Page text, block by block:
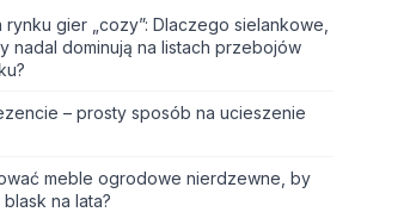
rynku gier „cozy”: Dlaczego sielankowe,
nadal dominują na listach przebojów
– prosty sposób na ucieszenie
meble ogrodowe nierdzewne, by
na lata?